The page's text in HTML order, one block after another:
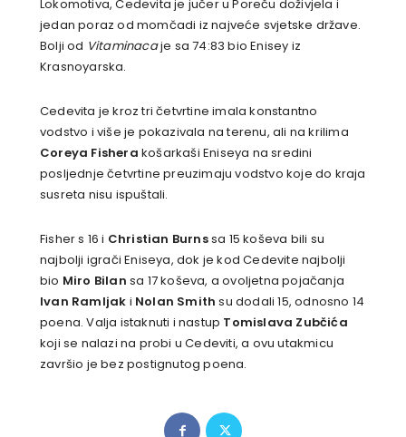
Lokomotiva, Cedevita je jučer u Poreču doživjela i
jedan poraz od momčadi iz najveće svjetske države.
Bolji od Vitaminacaje sa 74:83 bio Enisey iz
Krasnoyarska.
Cedevita je kroz tri četvrtine imala konstantno
vodstvo i više je pokazivala na terenu, ali na krilima
Coreya Fishera košarkaši Eniseya na sredini
posljednje četvrtine preuzimaju vodstvo koje do kraja
susreta nisu ispuštali.
Fisher s 16 i Christian Burnssa 15 koševa bili su
najbolji igrači Eniseya, dok je kod Cedevite najbolji
bio Miro Bilan sa 17 koševa, a ovoljetna pojačanja
Ivan Ramljak i Nolan Smith su dodali 15, odnosno 14
poena. Valja istaknuti i nastup Tomislava Zubčića
koji se nalazi na probi u Cedeviti, a ovu utakmicu
završio je bez postignutog poena.